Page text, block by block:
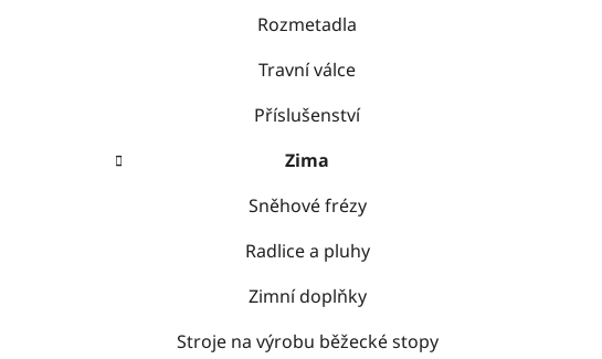
Rozmetadla
Travní válce
Příslušenství
Zima
Sněhové frézy
Radlice a pluhy
Zimní doplňky
Stroje na výrobu běžecké stopy